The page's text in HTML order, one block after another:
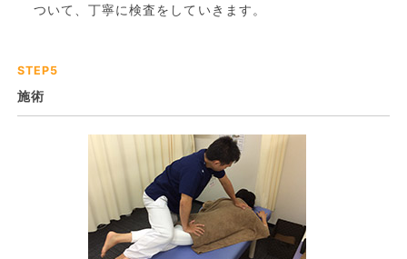
ついて、丁寧に検査をしていきます。
STEP5
施術